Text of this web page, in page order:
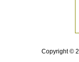
Copyright ©